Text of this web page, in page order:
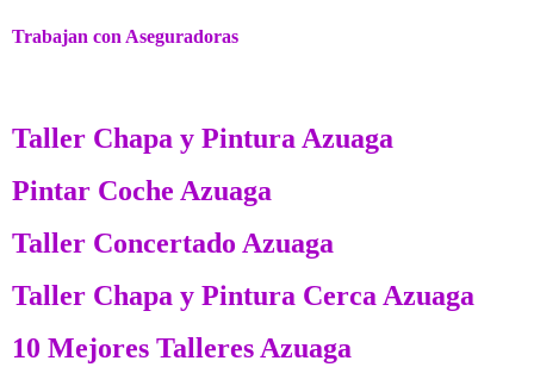
Trabajan con Aseguradoras
Taller Chapa y Pintura Azuaga
Pintar Coche Azuaga
Taller Concertado Azuaga
Taller Chapa y Pintura Cerca Azuaga
10 Mejores Talleres Azuaga